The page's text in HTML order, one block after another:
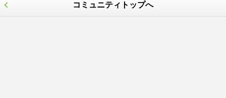
コミュニティトップへ